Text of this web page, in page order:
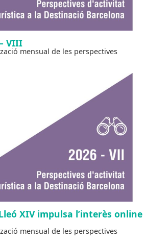
VIII
mensual de les perspectives
XIV impulsa l’interès online
mensual de les perspectives